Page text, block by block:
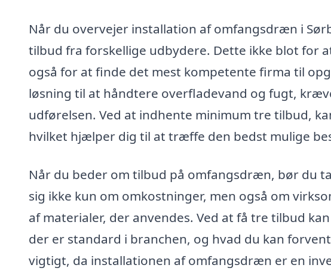
Når du overvejer installation af omfangsdræn i
tilbud fra forskellige udbydere. Dette ikke blot for
også for at finde det mest kompetente firma til
løsning til at håndtere overfladevand og fugt,
udførelsen. Ved at indhente minimum tre tilbud,
hvilket hjælper dig til at træffe den bedst mulige
Når du beder om tilbud på omfangsdræn, bør du
sig ikke kun om omkostninger, men også om
af materialer, der anvendes. Ved at få tre tilbud
der er standard i branchen, og hvad du kan
vigtigt, da installationen af omfangsdræn er en